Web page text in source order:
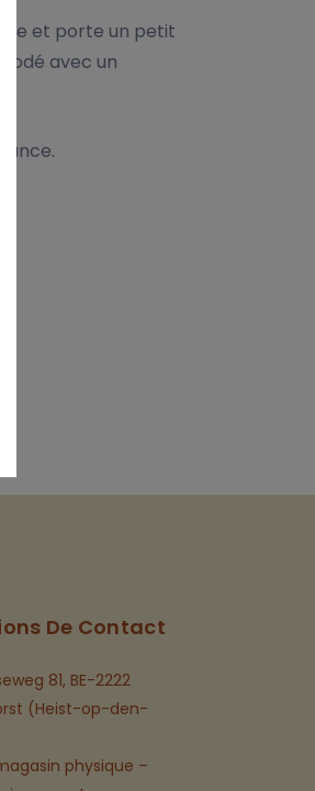
et porte un petit
avec un
De Contact
81, BE-2222
(Heist-op-den-
physique –